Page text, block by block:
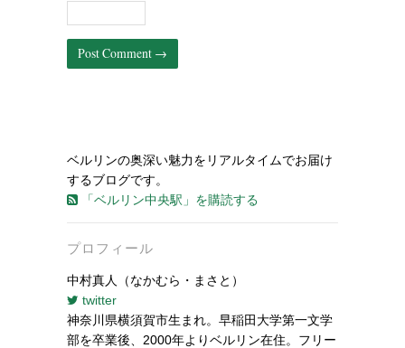
ベルリンの奥深い魅力をリアルタイムでお届け
するブログです。
「ベルリン中央駅」を購読する
プロフィール
中村真人（なかむら・まさと）
twitter
神奈川県横須賀市生まれ。早稲田大学第一文学
部を卒業後、2000年よりベルリン在住。フリー